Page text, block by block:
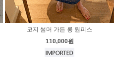
코지 썸머 가든 롱 원피스
110,000원